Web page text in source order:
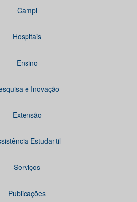
Campi
Hospitais
Ensino
e Inovação
Extensão
Estudantil
Serviços
Publicações